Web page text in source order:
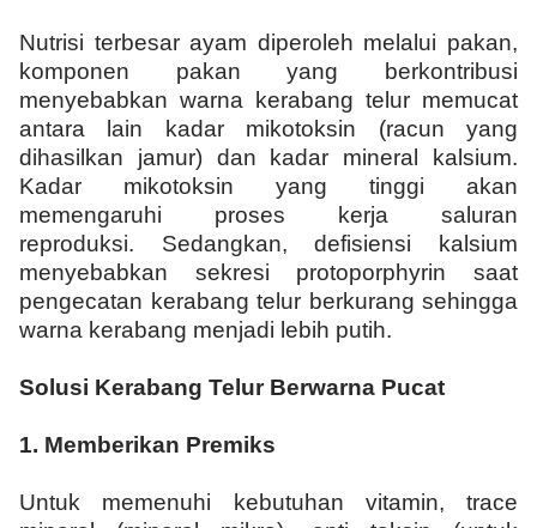
Nutrisi terbesar ayam diperoleh melalui pakan,
komponen pakan yang berkontribusi
menyebabkan warna kerabang telur memucat
antara lain kadar mikotoksin (racun yang
dihasilkan jamur) dan kadar mineral kalsium.
Kadar mikotoksin yang tinggi akan
memengaruhi proses kerja saluran
reproduksi. Sedangkan, defisiensi kalsium
menyebabkan sekresi protoporphyrin saat
pengecatan kerabang telur berkurang sehingga
warna kerabang menjadi lebih putih.
Solusi Kerabang Telur Berwarna Pucat
1. Memberikan Premiks
Untuk memenuhi kebutuhan vitamin, trace